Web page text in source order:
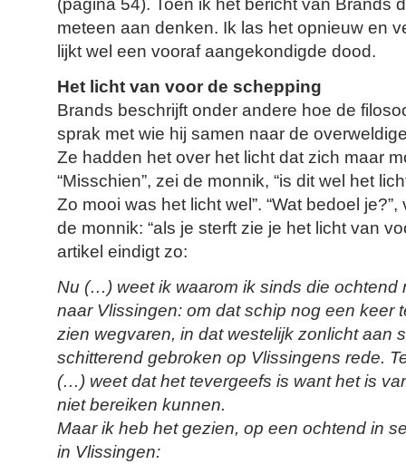
(pagina 54). Toen ik het bericht van Brands
meteen aan denken. Ik las het opnieuw en
lijkt wel een vooraf aangekondigde dood.
Het licht van voor de schepping
Brands beschrijft onder andere hoe de
sprak met wie hij samen naar de
Ze hadden het over het licht dat zich maar
“Misschien”, zei de monnik, “is dit wel het
Zo mooi was het licht wel”. “Wat bedoel
de monnik: “als je sterft zie je het licht van
artikel eindigt zo:
Nu (…) weet ik waarom ik sinds die ochtend
naar Vlissingen: om dat schip nog een keer
zien wegvaren, in dat westelijk zonlicht aan
schitterend gebroken op Vlissingens rede.
(…) weet dat het tevergeefs is want het is
niet bereiken kunnen.
Maar ik heb het gezien, op een ochtend in
in Vlissingen: